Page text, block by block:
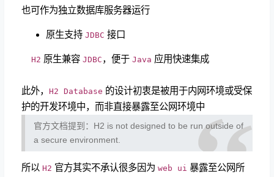
也可作为独立数据库服务器运行
原生支持 JDBC 接口
H2 原生兼容 JDBC，便于 Java 应用快速集成
此外， H2 Database 的设计初衷是被用于内网环境或受保
护的开发环境中，而非直接暴露至公网环境中
官方文档提到：H2 is not designed to be run outside of
a secure environment.
所以 H2 官方其实不承认很多因为 web ui 暴露至公网所